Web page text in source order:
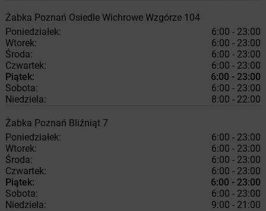
Żabka Poznań Osiedle Wichrowe Wzgórze 104
Poniedziałek:
6:00 - 23:00
Wtorek:
6:00 - 23:00
Środa:
6:00 - 23:00
Czwartek:
6:00 - 23:00
Piątek:
6:00 - 23:00
Sobota:
6:00 - 23:00
Niedziela:
8:00 - 22:00
Żabka Poznań Bliźniąt 7
Poniedziałek:
6:00 - 23:00
Wtorek:
6:00 - 23:00
Środa:
6:00 - 23:00
Czwartek:
6:00 - 23:00
Piątek:
6:00 - 23:00
Sobota:
6:00 - 23:00
Niedziela:
9:00 - 21:00